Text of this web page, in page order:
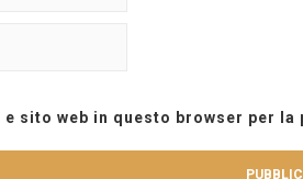
sito web in questo browser per